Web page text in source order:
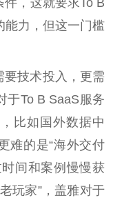
，这就要求To B
能力，但这一门槛
技术投入，更需
于To B SaaS服务
比如国外数据中
难的是“海外交付
间和案例慢慢获
玩家”，盖雅对于